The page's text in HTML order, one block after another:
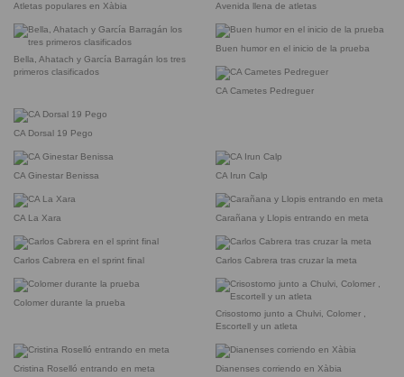
Atletas populares en Xàbia Avenida llena de atletas
Bella, Ahatach y García Barragán los tres
primeros clasificados
Buen humor en el inicio de la prueba
CA Cametes Pedreguer
CA Dorsal 19 Pego
CA Ginestar Benissa CA Irun Calp
CA La Xara Carañana y Llopis entrando en meta
Carlos Cabrera en el sprint final Carlos Cabrera tras cruzar la meta
Colomer durante la prueba
Crisostomo junto a Chulvi, Colomer ,
Escortell y un atleta
Cristina Roselló entrando en meta Dianenses corriendo en Xàbia